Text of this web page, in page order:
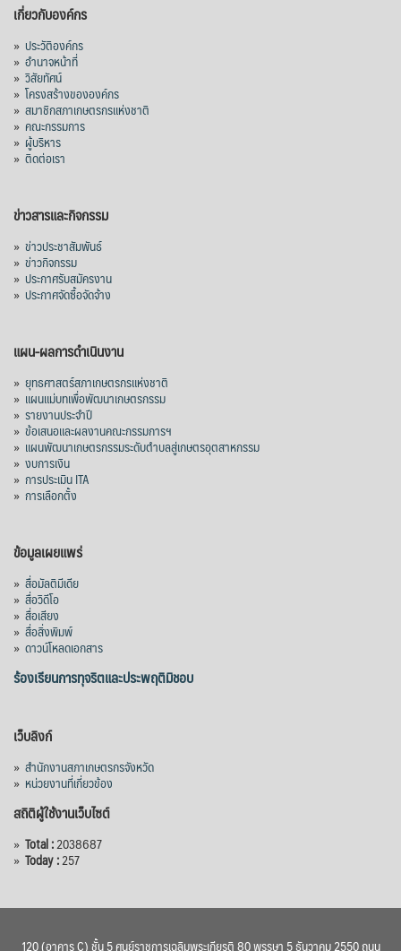
เกี่ยวกับองค์กร
» ประวัติองค์กร
» อำนาจหน้าที่
» วิสัยทัศน์
» โครงสร้างขององค์กร
» สมาชิกสภาเกษตรกรแห่งชาติ
» คณะกรรมการ
» ผู้บริหาร
» ติดต่อเรา
ข่าวสารและกิจกรรม
» ข่าวประชาสัมพันธ์
» ข่าวกิจกรรม
» ประกาศรับสมัครงาน
» ประกาศจัดซื้อจัดจ้าง
แผน-ผลการดำเนินงาน
» ยุทธศาสตร์สภาเกษตรกรแห่งชาติ
» แผนแม่บทเพื่อพัฒนาเกษตรกรรม
» รายงานประจำปี
» ข้อเสนอและผลงานคณะกรรมการฯ
» แผนพัฒนาเกษตรกรรมระดับตำบลสู่เกษตรอุตสาหกรรม
» งบการเงิน
» การประเมิน ITA
» การเลือกตั้ง
ข้อมูลเผยแพร่
» สื่อมัลติมีเดีย
» สื่อวิดีโอ
» สื่อเสียง
» สื่อสิ่งพิมพ์
» ดาวน์โหลดเอกสาร
ร้องเรียนการทุจริตและประพฤติมิชอบ
เว็บลิงก์
» สำนักงานสภาเกษตรกรจังหวัด
» หน่วยงานที่เกี่ยวข้อง
สถิติผู้ใช้งานเว็บไซต์
» Total :2038687
» Today :257
120 (อาคาร C) ชั้น 5 ศูนย์ราชการเฉลิมพระเกียรติ 80 พรรษา 5 ธันวาคม 2550 ถนน